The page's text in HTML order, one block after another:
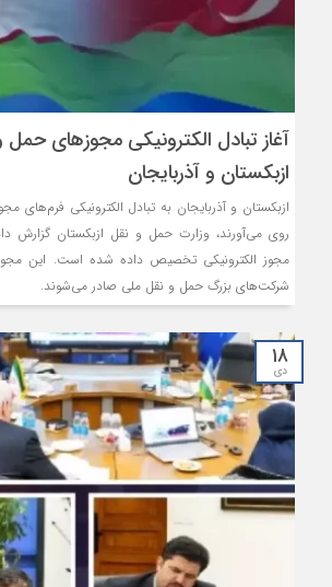
آغاز تبادل الکترونیکی مجوزهای حمل
ازبکستان و آذربایجان
ازبکستان و آذربایجان به تبادل الکترونیکی فرم‌های
مجوز الکترونیکی تخصیص داده شده است. این
شرکت‌های بزرگ حمل و نقل ملی صادر می‌شوند.
۱۸
دی